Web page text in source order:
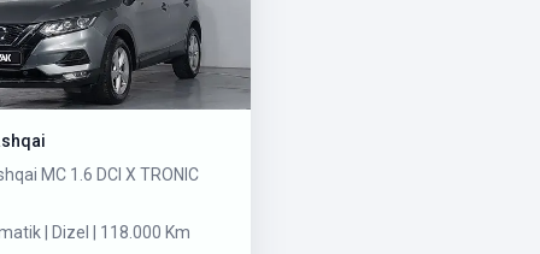
MC 1.6 DCI X TRONIC
| Dizel | 118.000 Km